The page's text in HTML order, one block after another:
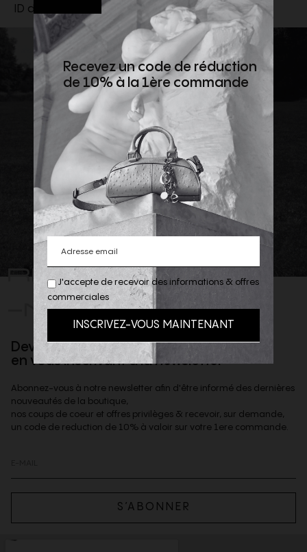
ID de la marque : 973F11A977TB12
REJOIGNEZ
-NOUS
Devenez client privilège
en vous inscrivant à la newsletter
Abonnez-vous à notre newsletter afin d'être informé des dernières
nouveautés de la boutique,
nos coups de coeur et offres privilèges & recevoir, sur demande,
un code de reduction de 10% à valoir sur votre 1ere commande.
S’ABONNER
J'accepte de recevoir des informations & offres
commerciales
Recevez un code de réduction
de 10% à la 1ère commande